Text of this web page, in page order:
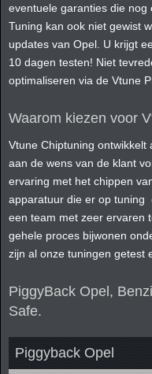
eventuele garanties die nog
Tuning kan ook niet gewist
updates van Opel. U krijgt
10 dagen testen! Niet
optimaliseren via de Vtune
Waarom kiezen voor
Vtune Chiptuning
aan de wens van de klant
ervaring met het chippen
apparatuur die er op tuning
een team met zeer ervaren
gehele proces bijwonen
zijn al onze tuningen getest
PiggyBack Opel,
Safe.
Piggyback Opel